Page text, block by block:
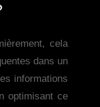
cela
dans un
informations
optimisant ce